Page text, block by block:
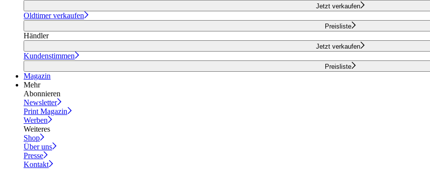
Jetzt verkaufen
Oldtimer verkaufen
Preisliste
Händler
Jetzt verkaufen
Kundenstimmen
Preisliste
Magazin
Mehr
Abonnieren
Newsletter
Print Magazin
Werben
Weiteres
Shop
Über uns
Presse
Kontakt